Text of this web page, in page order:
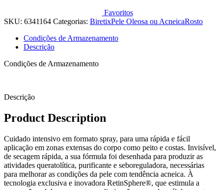
ml
Favoritos
SKU: 6341164 Categorias: BiretixPele Oleosa ou AcneicaRosto
Condições de Armazenamento
Descrição
Condições de Armazenamento
Descrição
Product Description
Cuidado intensivo em formato spray, para uma rápida e fácil
aplicação em zonas extensas do corpo como peito e costas. Invisível,
de secagem rápida, a sua fórmula foi desenhada para produzir as
atividades queratolítica, purificante e seboreguladora, necessárias
para melhorar as condições da pele com tendência acneica. À
tecnologia exclusiva e inovadora RetinSphere®, que estimula a